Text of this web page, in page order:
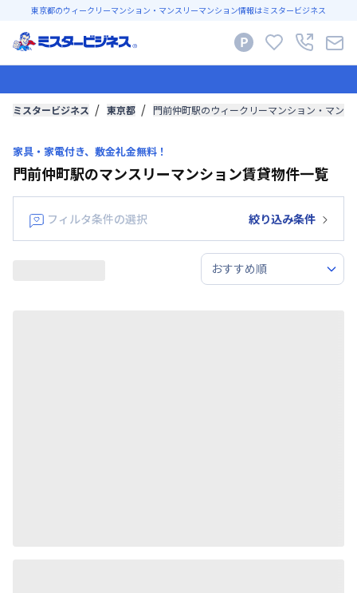
東京都のウィークリーマンション・マンスリーマンション情報はミスタービジネス
ミスタービジネス 東京都 門前仲町駅のウィークリーマンション・マン
家具・家電付き、敷金礼金無料！
門前仲町駅のマンスリーマンション賃貸物件一覧
フィルタ条件の選択 絞り込み条件